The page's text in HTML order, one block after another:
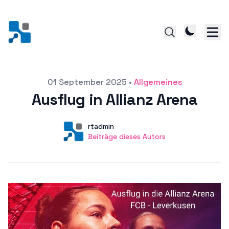
Veröffentlicht am01 September 2025 • Allgemeines
Ausflug in Allianz Arena
Benutzer
rtadmin
Beiträge dieses Autors
Beiträge dieses Autors